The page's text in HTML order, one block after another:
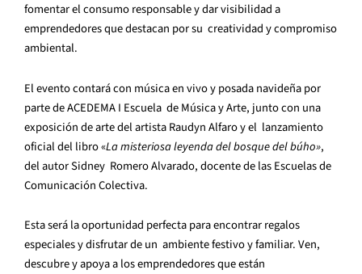
fomentar el consumo responsable y dar visibilidad a
emprendedores que destacan por su creatividad y compromiso
ambiental.
El evento contará con música en vivo y posada navideña por
parte de ACEDEMA I Escuela de Música y Arte, junto con una
exposición de arte del artista Raudyn Alfaro y el lanzamiento
oficial del libro «La misteriosa leyenda del bosque del búho»,
del autor Sidney Romero Alvarado, docente de las Escuelas de
Comunicación Colectiva.
Esta será la oportunidad perfecta para encontrar regalos
especiales y disfrutar de un ambiente festivo y familiar. Ven,
descubre y apoya a los emprendedores que están